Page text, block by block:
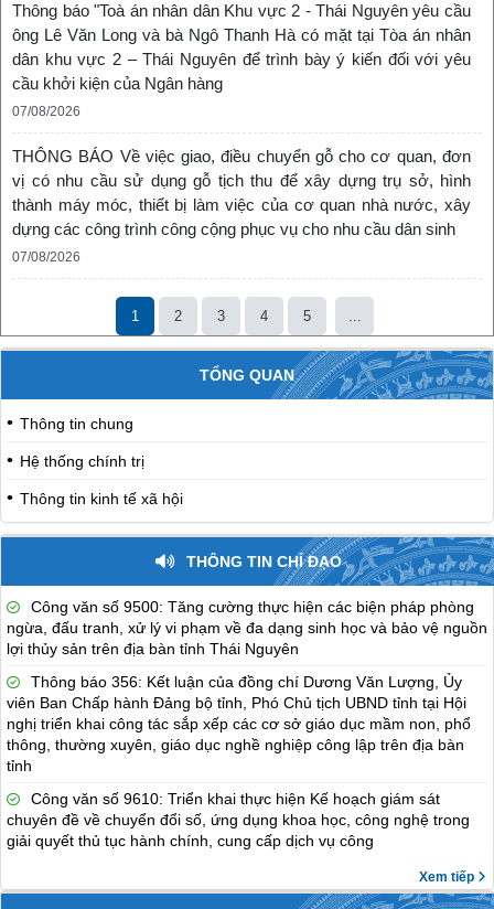
Thông báo "Toà án nhân dân Khu vực 2 - Thái Nguyên yêu cầu
ông Lê Văn Long và bà Ngô Thanh Hà có mặt tại Tòa án nhân
dân khu vực 2 – Thái Nguyên để trình bày ý kiến đối với yêu
cầu khởi kiện của Ngân hàng
07/08/2026
THÔNG BÁO Về việc giao, điều chuyển gỗ cho cơ quan, đơn
vị có nhu cầu sử dụng gỗ tịch thu để xây dựng trụ sở, hình
thành máy móc, thiết bị làm việc của cơ quan nhà nước, xây
dựng các công trình công cộng phục vụ cho nhu cầu dân sinh
07/08/2026
1 2 3 4 5 ...
TỔNG QUAN
Thông tin chung
Hệ thống chính trị
Thông tin kinh tế xã hội
THÔNG TIN CHỈ ĐẠO
Công văn số 9500: Tăng cường thực hiện các biện pháp phòng
ngừa, đấu tranh, xử lý vi phạm về đa dạng sinh học và bảo vệ nguồn
lợi thủy sản trên địa bàn tỉnh Thái Nguyên
Thông báo 356: Kết luận của đồng chí Dương Văn Lượng, Ủy
viên Ban Chấp hành Đảng bộ tỉnh, Phó Chủ tịch UBND tỉnh tại Hội
nghị triển khai công tác sắp xếp các cơ sở giáo dục mầm non, phổ
thông, thường xuyên, giáo dục nghề nghiệp công lập trên địa bàn
tỉnh
Công văn số 9610: Triển khai thực hiện Kế hoạch giám sát
chuyên đề về chuyển đổi số, ứng dụng khoa học, công nghệ trong
giải quyết thủ tục hành chính, cung cấp dịch vụ công
Xem tiếp